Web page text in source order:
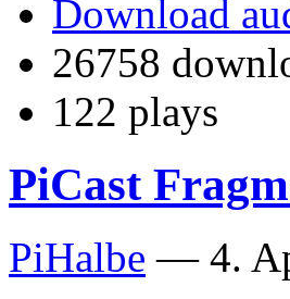
Download
26758
122 plays
PiCast
PiHalbe — 4.